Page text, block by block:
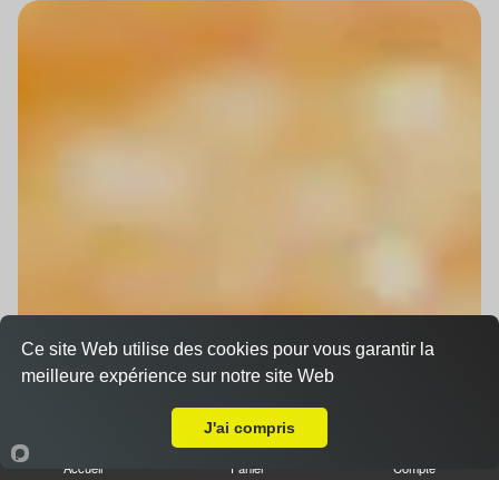
Accueil Panier Compte
Ce site Web utilise des cookies pour vous garantir la
meilleure expérience sur notre site Web
J'ai compris